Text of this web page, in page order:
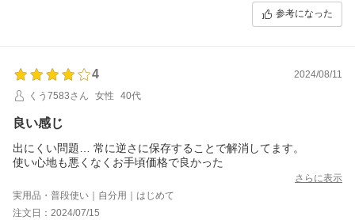
参考になった
4
2024/08/11
くう7583さん
女性 40代
良い感じ
出にくい問題… 常に逆さに保存することで解消してます。
使い心地も悪くなくお手頃価格で良かった
さらに表示
実用品・普段使い｜自分用｜はじめて
注文日：2024/07/15